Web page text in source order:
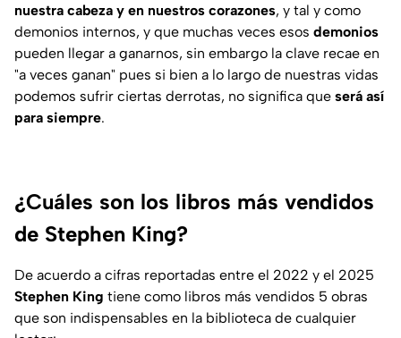
nuestra cabeza y en nuestros corazones, y tal y como
demonios internos, y que muchas veces esos demonios
pueden llegar a ganarnos, sin embargo la clave recae en
"a veces ganan" pues si bien a lo largo de nuestras vidas
podemos sufrir ciertas derrotas, no significa que será así
para siempre.
¿Cuáles son los libros más vendidos
de Stephen King?
De acuerdo a cifras reportadas entre el 2022 y el 2025
Stephen King tiene como libros más vendidos 5 obras
que son indispensables en la biblioteca de cualquier